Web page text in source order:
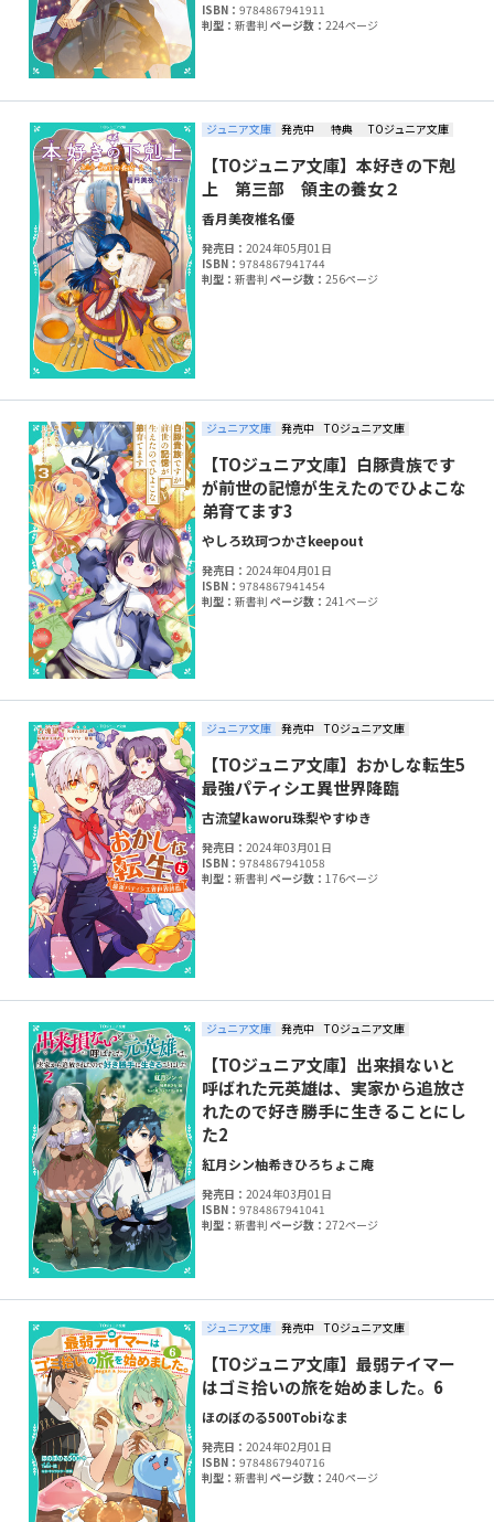
ISBN：9784867941911
判型：新書判ページ数：224ページ
ジュニア文庫 発売中 特典 TOジュニア文庫
【TOジュニア文庫】本好きの下剋
上 第三部 領主の養女２
香月美夜椎名優
発売日：2024年05月01日
ISBN：9784867941744
判型：新書判ページ数：256ページ
ジュニア文庫 発売中 TOジュニア文庫
【TOジュニア文庫】白豚貴族です
が前世の記憶が生えたのでひよこな
弟育てます3
やしろ玖珂つかさkeepout
発売日：2024年04月01日
ISBN：9784867941454
判型：新書判ページ数：241ページ
ジュニア文庫 発売中 TOジュニア文庫
【TOジュニア文庫】おかしな転生5
最強パティシエ異世界降臨
古流望kaworu珠梨やすゆき
発売日：2024年03月01日
ISBN：9784867941058
判型：新書判ページ数：176ページ
ジュニア文庫 発売中 TOジュニア文庫
【TOジュニア文庫】出来損ないと
呼ばれた元英雄は、実家から追放さ
れたので好き勝手に生きることにし
た2
紅月シン柚希きひろちょこ庵
発売日：2024年03月01日
ISBN：9784867941041
判型：新書判ページ数：272ページ
ジュニア文庫 発売中 TOジュニア文庫
【TOジュニア文庫】最弱テイマー
はゴミ拾いの旅を始めました。6
ほのぼのる500Tobiなま
発売日：2024年02月01日
ISBN：9784867940716
判型：新書判ページ数：240ページ